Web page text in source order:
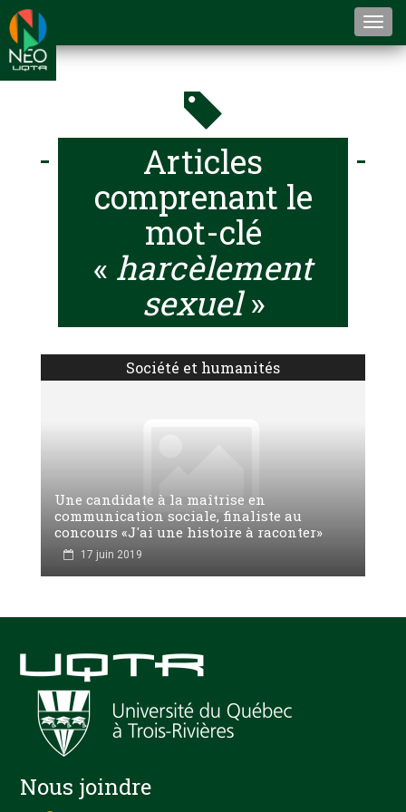
Articles
comprenant le
mot-clé
« harcèlement
sexuel»
Société et humanités
Une candidate à la maîtrise en
communication sociale, finaliste au
concours «J'ai une histoire à raconter»
17 juin 2019
Nous joindre